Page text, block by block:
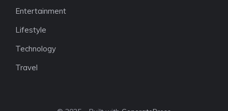
Entertainment
Lifestyle
Technology
Travel